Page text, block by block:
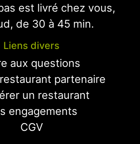
est livré chez vous,
de 30 à 45 min.
Liens divers
aux questions
partenaire
un restaurant
engagements
CGV